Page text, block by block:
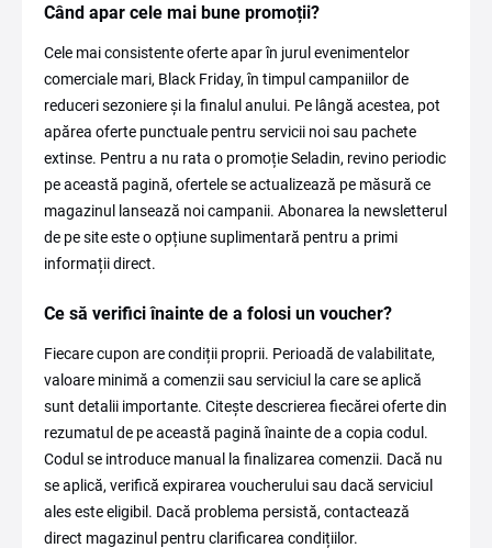
Când apar cele mai bune promoții?
Cele mai consistente oferte apar în jurul evenimentelor
comerciale mari, Black Friday, în timpul campaniilor de
reduceri sezoniere și la finalul anului. Pe lângă acestea, pot
apărea oferte punctuale pentru servicii noi sau pachete
extinse. Pentru a nu rata o promoție Seladin, revino periodic
pe această pagină, ofertele se actualizează pe măsură ce
magazinul lansează noi campanii. Abonarea la newsletterul
de pe site este o opțiune suplimentară pentru a primi
informații direct.
Ce să verifici înainte de a folosi un voucher?
Fiecare cupon are condiții proprii. Perioadă de valabilitate,
valoare minimă a comenzii sau serviciul la care se aplică
sunt detalii importante. Citește descrierea fiecărei oferte din
rezumatul de pe această pagină înainte de a copia codul.
Codul se introduce manual la finalizarea comenzii. Dacă nu
se aplică, verifică expirarea voucherului sau dacă serviciul
ales este eligibil. Dacă problema persistă, contactează
direct magazinul pentru clarificarea condițiilor.